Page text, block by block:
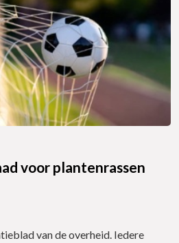
voor plantenrassen
van de overheid. Iedere